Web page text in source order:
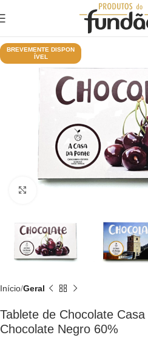
BREVEMENTE DISPON
ÍVEL
Início Geral
Tablete de Chocolate
Chocolate Negro 60%